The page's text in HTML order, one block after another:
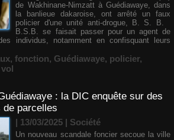
de Wakhinane-Nimzatt à Guédiawaye, dans
la banlieue dakaroise, ont arrêté un faux
policier d'une unité anti-drogue, B. S. B.
B.S.B. se faisait passer pour un agent de
individus, notamment en confisquant leurs
, fonction, Guédiawaye, policier,
vol
: la DIC enquête sur des
parcelles
| 13/03/2025 | Société
Un nouveau scandale foncier secoue la ville